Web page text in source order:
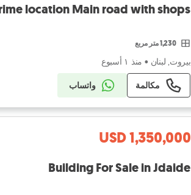
location Main road with shops
1,230 متر مربع
بيروت, لبنان • منذ ١ أسبوع
مكالمة واتساب
USD 1,350,000
Building For Sale in Jdaide